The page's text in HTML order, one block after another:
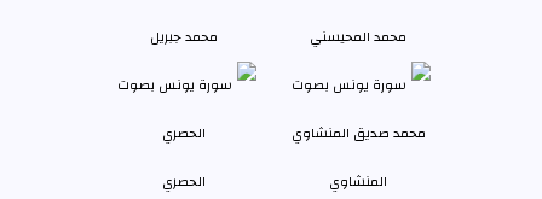
محمد المحيسني محمد جبريل
المنشاوي الحصري